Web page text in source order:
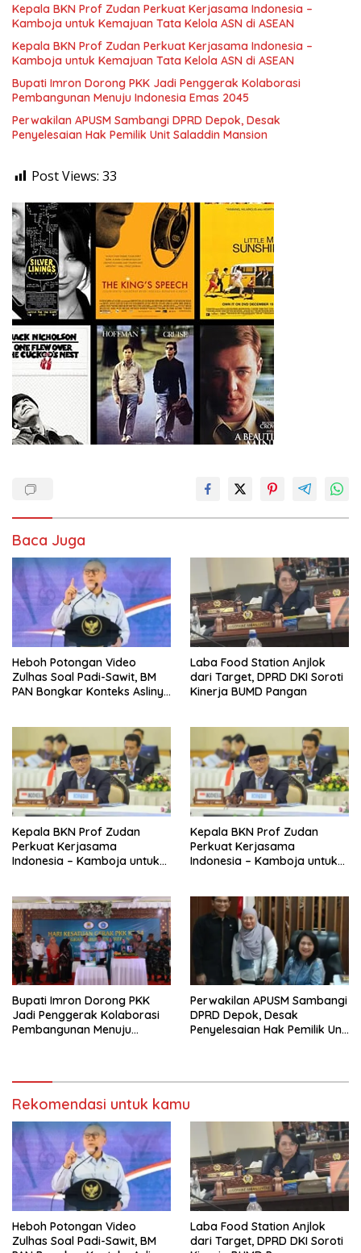
Kepala BKN Prof Zudan Perkuat Kerjasama Indonesia –
Kamboja untuk Kemajuan Tata Kelola ASN di ASEAN
Kepala BKN Prof Zudan Perkuat Kerjasama Indonesia –
Kamboja untuk Kemajuan Tata Kelola ASN di ASEAN
Bupati Imron Dorong PKK Jadi Penggerak Kolaborasi
Pembangunan Menuju Indonesia Emas 2045
Perwakilan APUSM Sambangi DPRD Depok, Desak
Penyelesaian Hak Pemilik Unit Saladdin Mansion
Post Views: 33
Baca Juga
Heboh Potongan Video
Zulhas Soal Padi-Sawit, BM
PAN Bongkar Konteks Aslinya
Laba Food Station Anjlok
dari Target, DPRD DKI Soroti
Kinerja BUMD Pangan
Kepala BKN Prof Zudan
Perkuat Kerjasama
Indonesia – Kamboja untuk
Kepala BKN Prof Zudan
Perkuat Kerjasama
Indonesia – Kamboja untuk
Bupati Imron Dorong PKK
Jadi Penggerak Kolaborasi
Pembangunan Menuju
Perwakilan APUSM Sambangi
DPRD Depok, Desak
Penyelesaian Hak Pemilik Unit
Rekomendasi untuk kamu
Heboh Potongan Video
Zulhas Soal Padi-Sawit, BM
Laba Food Station Anjlok
dari Target, DPRD DKI Soroti